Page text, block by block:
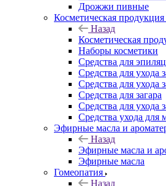
Дрожжи пивные
Косметическая продукция
Назад
Косметическая
Наборы косметики
Средства для
Средства для ухода
Средства для ухода
Средства для загара
Средства для ухода
Средства ухода для
Эфирные масла и
Назад
Эфирные масла и
Эфирные масла
Гомеопатия
Назад